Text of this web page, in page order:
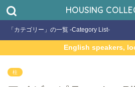
HOUSING
「カテゴリー」の一覧 -Category List-
English speakers,
柱